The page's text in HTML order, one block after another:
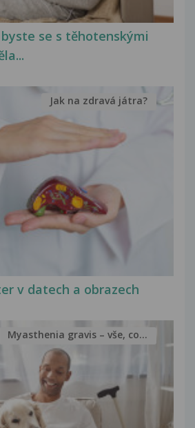
byste se s těhotenskými
v datech a obrazech
Jak na zdravá játra?
Myasthenia gravis – vše, co...